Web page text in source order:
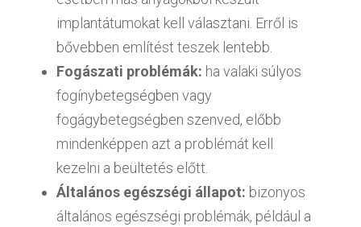
implantátumokat kell választani. Erről is
bővebben említést teszek lentebb.
Fogászati problémák: ha valaki súlyos
fogínybetegségben vagy
fogágybetegségben szenved, előbb
mindenképpen azt a problémát kell
kezelni a beültetés előtt.
Általános egészségi állapot: bizonyos
általános egészségi problémák, például a